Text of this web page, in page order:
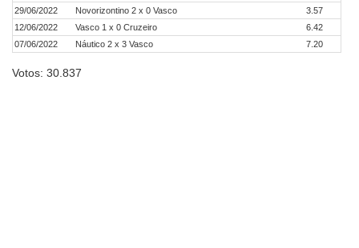
29/06/2022
Novorizontino 2 x 0 Vasco
3.57
12/06/2022
Vasco 1 x 0 Cruzeiro
6.42
07/06/2022
Náutico 2 x 3 Vasco 7.20
Votos: 30.837